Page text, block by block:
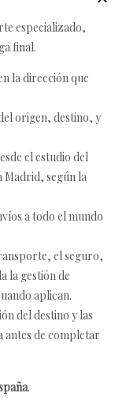
especializado,
final.
la dirección que
origen, destino, y
el estudio del
Madrid, según la
a todo el mundo
el seguro,
la gestión de
aplican.
del destino y las
antes de completar
.